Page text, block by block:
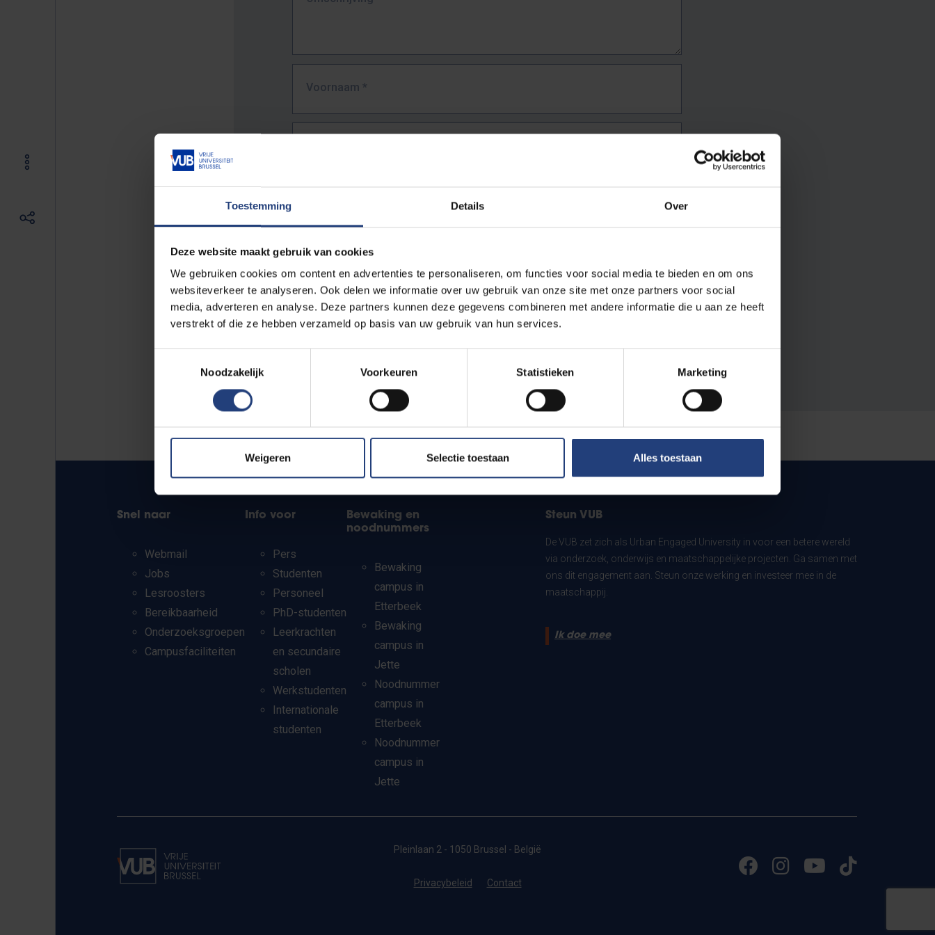
Toestemming Details Over
Deze website maakt gebruik van cookies
We gebruiken cookies om content en advertenties te personaliseren, om functies voor social media te bieden en om ons
websiteverkeer te analyseren. Ook delen we informatie over uw gebruik van onze site met onze partners voor social
media, adverteren en analyse. Deze partners kunnen deze gegevens combineren met andere informatie die u aan ze heeft
verstrekt of die ze hebben verzameld op basis van uw gebruik van hun services.
Noodzakelijk
Voorkeuren Statistieken Marketing
Weigeren Selectie toestaan Alles toestaan
Voornaam *
URL*
De volledige URL van de pagina waar je de fout zag.
Bv. https://www.vub.be/nl/studeren-aan-de-vub/alle-opleidingen
Snel naar
Webmail
Jobs
Lesroosters
Bereikbaarheid
Onderzoeksgroepen
Campusfaciliteiten
Info voor
Pers
Studenten
Personeel
PhD-studenten
Leerkrachten
en secundaire
scholen
Werkstudenten
Internationale
studenten
Bewaking en
noodnummers
Bewaking
campus in
Etterbeek
Bewaking
campus in
Jette
Noodnummer
campus in
Etterbeek
Noodnummer
campus in
Jette
Steun VUB
De VUB zet zich als Urban Engaged University in voor een betere wereld
via onderzoek, onderwijs en maatschappelijke projecten. Ga samen met
ons dit engagement aan. Steun onze werking en investeer mee in de
maatschappij.
Ik doe mee
Pleinlaan 2 - 1050 Brussel - België
Privacybeleid Contact